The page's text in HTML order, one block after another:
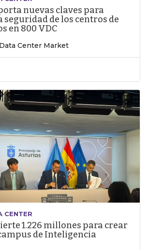
nuevas claves para
de los centros de
en 800 VDC
Center Market
CENTER
1.226 millones para crear
de Inteligencia